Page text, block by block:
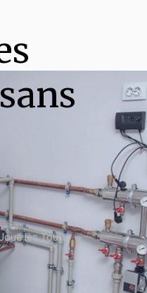
lès Tours